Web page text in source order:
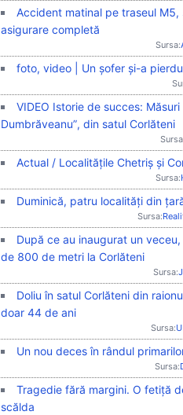
Accident matinal pe traseul
asigurare completă
Sursa:
foto, video | Un șofer și-a
VIDEO Istorie de succes:
Dumbrăveanu”, din satul Corlăteni
Actual / Localitățile Chetriș și
Sursa:
Duminică, patru localități din
Sursa:
După ce au inaugurat un
de 800 de metri la Corlăteni
Sursa:
Doliu în satul Corlăteni din
doar 44 de ani
Sursa:
Un nou deces în rândul
Sursa:
Tragedie fără margini. O fetiță
scălda